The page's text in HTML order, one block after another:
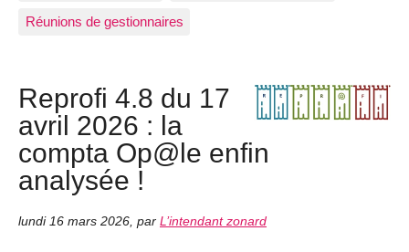
Réunions de gestionnaires
Reprofi 4.8 du 17
avril 2026 : la
compta Op@le enfin
analysée !
lundi 16 mars 2026 par L’intendant zonard